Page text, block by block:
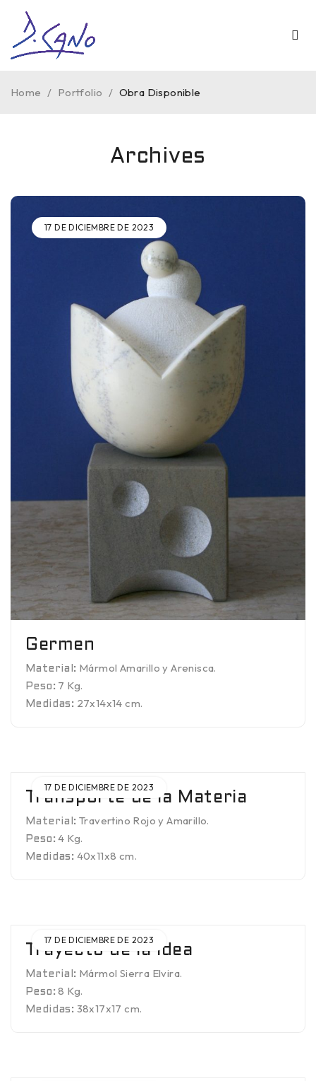
Archives
Home / Portfolio / Obra Disponible
17 DE DICIEMBRE DE 2023
Germen
Material: Mármol Amarillo y Arenisca.
Peso: 7 Kg.
Medidas: 27x14x14 cm.
17 DE DICIEMBRE DE 2023
Transporte de la Materia
Material: Travertino Rojo y Amarillo.
Peso: 4 Kg.
Medidas: 40x11x8 cm.
17 DE DICIEMBRE DE 2023
Trayecto de la Idea
Material: Mármol Sierra Elvira.
Peso: 8 Kg.
Medidas: 38x17x17 cm.